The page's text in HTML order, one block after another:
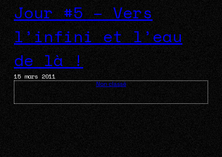
Jour #5 – Vers
l’infini et l’eau
de là !
15 mars 2011
Non classé